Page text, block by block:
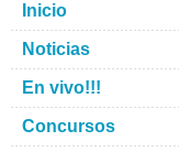
Inicio
Noticias
En vivo!!!
Concursos